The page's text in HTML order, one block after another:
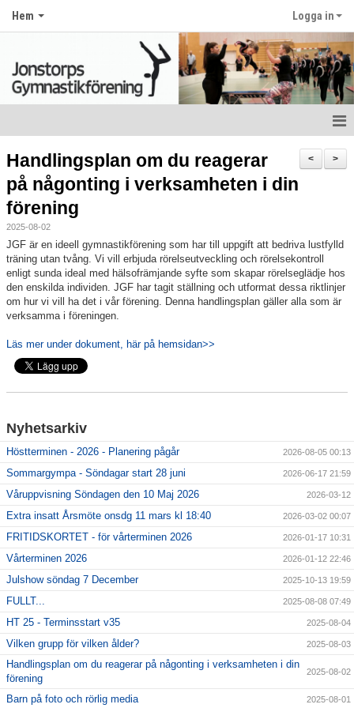
Hem Logga in
Hem
Om klubben
Kontakt
Bildgalleri
Dokument
>
<
Handlingsplan om du reagerar
på någonting i verksamheten i din
förening
2025-08-02
JGF är en ideell gymnastikförening som har till uppgift att bedriva lustfylld
träning utan tvång. Vi vill erbjuda rörelseutveckling och rörelsekontroll
enligt sunda ideal med hälsofrämjande syfte som skapar rörelseglädje hos
den enskilda individen. JGF har tagit ställning och utformat dessa riktlinjer
om hur vi vill ha det i vår förening. Denna handlingsplan gäller alla som är
verksamma i föreningen.
Läs mer under dokument, här på hemsidan>>
Nyhetsarkiv
Höstterminen - 2026 - Planering pågår 2026-08-05 00:13
Sommargympa - Söndagar start 28 juni 2026-06-17 21:59
Våruppvisning Söndagen den 10 Maj 2026 2026-03-12
Extra insatt Årsmöte onsdg 11 mars kl 18:40 2026-03-02 00:07
FRITIDSKORTET - för vårterminen 2026 2026-01-17 10:31
Vårterminen 2026 2026-01-12 22:46
Julshow söndag 7 December 2025-10-13 19:59
FULLT... 2025-08-08 07:49
HT 25 - Terminsstart v35 2025-08-04
Vilken grupp för vilken ålder? 2025-08-03
Handlingsplan om du reagerar på någonting i verksamheten i din
förening
2025-08-02
Barn på foto och rörlig media 2025-08-01